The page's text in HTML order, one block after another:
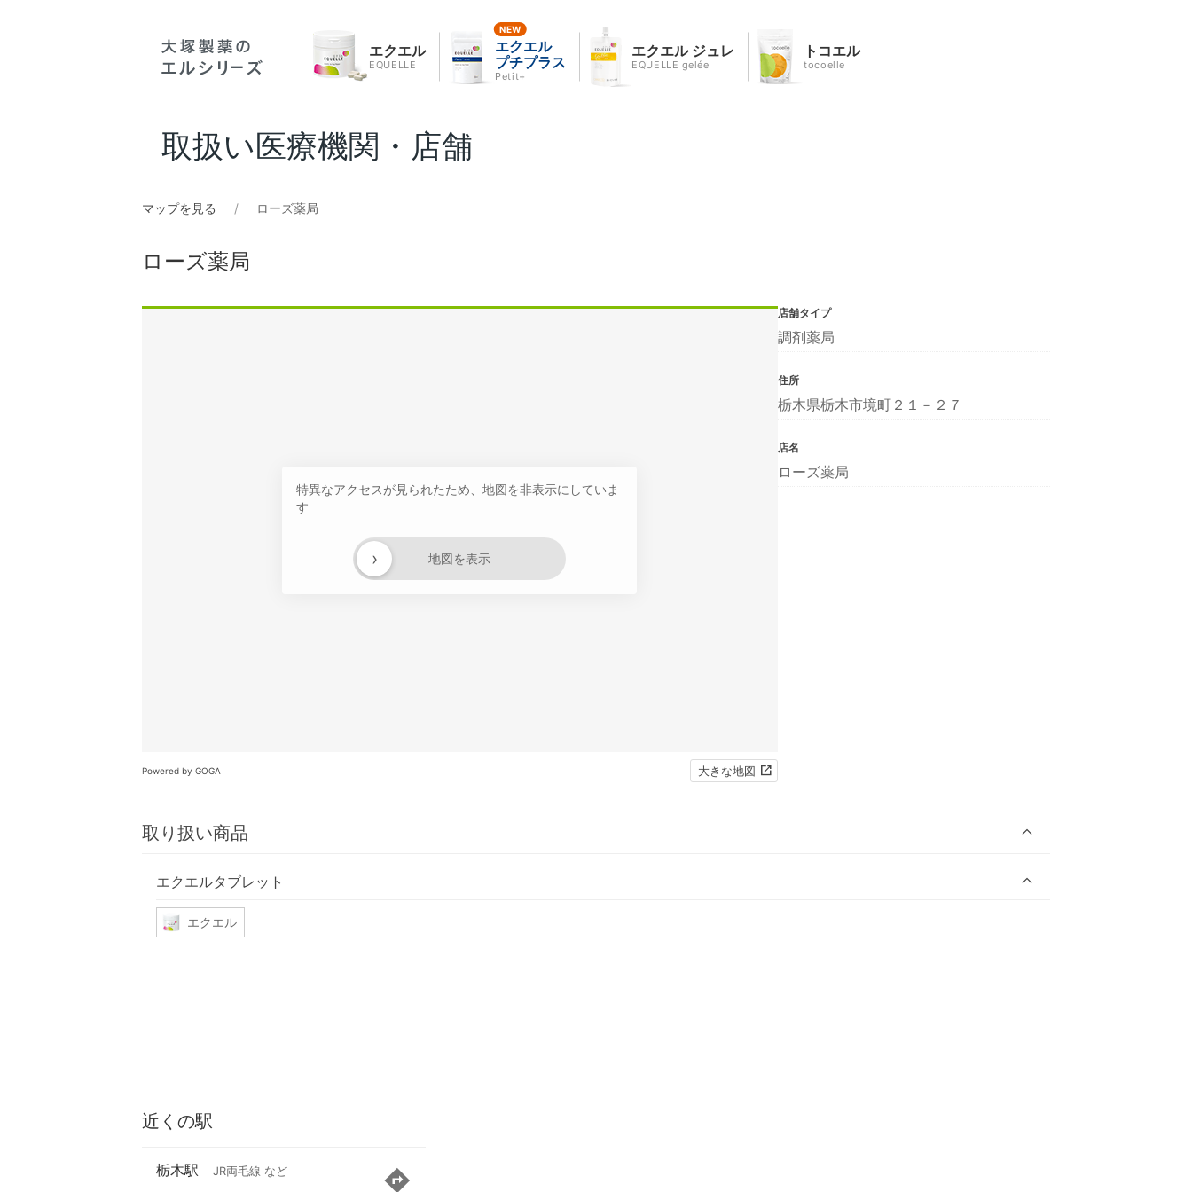
エクエル
EQUELLE
エクエル
プチプラス
Petit+
エクエル ジュレ
EQUELLE gelée
トコエル
tocoelle
取扱い医療機関・店舗
マップを見る ローズ薬局
ローズ薬局
特異なアクセスが見られたため、地図を非表示にしていま
す
地図を表示
›
Powered by GOGA 大きな地図
取り扱い商品
エクエルタブレット
エクエル
店舗タイプ
調剤薬局
住所
栃木県栃木市境町２１－２７
店名
ローズ薬局
近くの駅
栃木駅 JR両毛線 など